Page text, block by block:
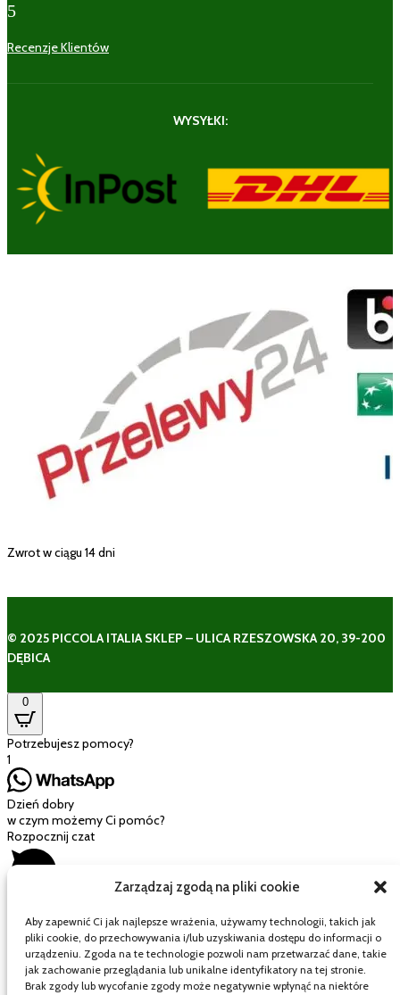
Zarządzaj zgodą na pliki cookie
Aby zapewnić Ci jak najlepsze wrażenia, używamy technologii, takich jak
pliki cookie, do przechowywania i/lub uzyskiwania dostępu do informacji o
urządzeniu. Zgoda na te technologie pozwoli nam przetwarzać dane, takie
jak zachowanie przeglądania lub unikalne identyfikatory na tej stronie.
Brak zgody lub wycofanie zgody może negatywnie wpłynąć na niektóre
5
Recenzje Klientów
WYSYŁKI:
Zwrot w ciągu 14 dni
© 2025 PICCOLA ITALIA SKLEP – ULICA RZESZOWSKA 20, 39-200
DĘBICA
0
Potrzebujesz pomocy?
1
Dzień dobry
w czym możemy Ci pomóc?
Rozpocznij czat
Mój wózek